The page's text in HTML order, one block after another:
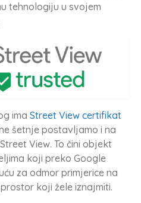
tehnologiju u svojem
ima Street View certifikat
šetnje postavljamo i na
View. To čini objekt
koji preko Google
za odmor primjerice na
koji žele iznajmiti.